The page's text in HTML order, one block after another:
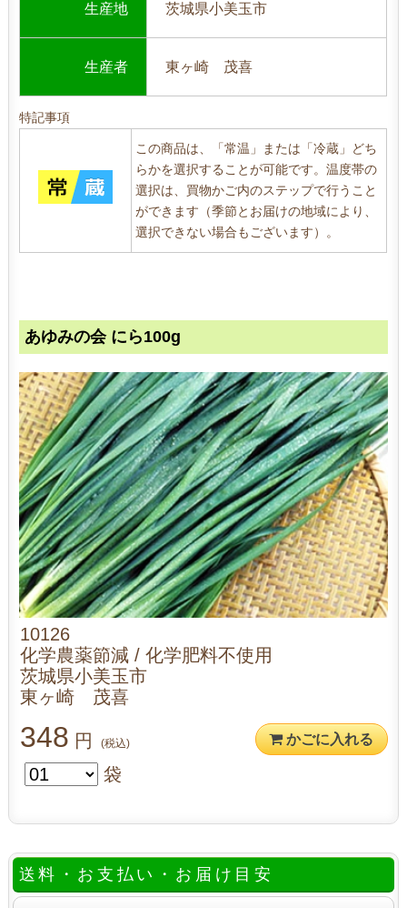
生産地 茨城県小美玉市
生産者 東ヶ崎 茂喜
特記事項
この商品は、「常温」または「冷蔵」どち
らかを選択することが可能です。温度帯の
選択は、買物かご内のステップで行うこと
ができます（季節とお届けの地域により、
選択できない場合もございます）。
あゆみの会 にら100g
10126
化学農薬節減 / 化学肥料不使用
茨城県小美玉市
東ヶ崎 茂喜
348 円 (税込) かごに入れる
袋
送料・お支払い・お届け目安